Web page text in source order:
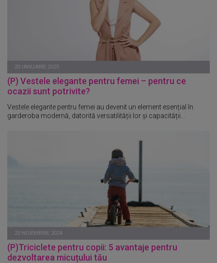
20 IANUARIE 2025
(P) Vestele elegante pentru femei – pentru ce
ocazii sunt potrivite?
Vestele elegante pentru femei au devenit un element esențial în
garderoba modernă, datorită versatilității lor și capacității...
20 NOIEMBRIE 2024
(P)Triciclete pentru copii: 5 avantaje pentru
dezvoltarea micuțului tău